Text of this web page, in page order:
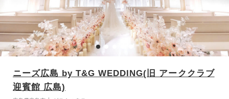
ニーズ広島 by T&G WEDDING(旧 アーククラブ
迎賓館 広島)